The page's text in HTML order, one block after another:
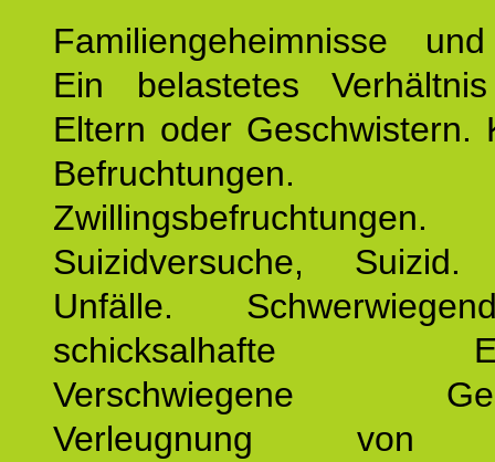
Familiengeheimnisse
Ein belastetes
Eltern oder Geschwistern.
Befruchtungen.
Zwillingsbefruchtungen.
Suizidversuche, Suizid.
Unfälle.
schicksalhafte
Verschwiegene
Verleugnung von